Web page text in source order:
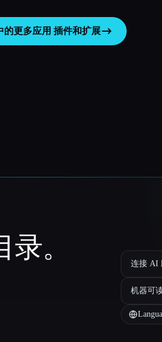
的更多应用 插件和扩展
。 连接 AI
机器可